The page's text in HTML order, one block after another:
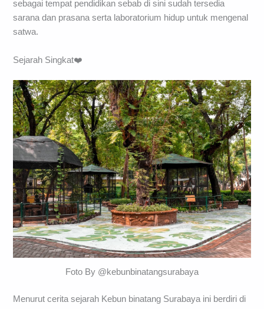
sebagai tempat pendidikan sebab di sini sudah tersedia
sarana dan prasana serta laboratorium hidup untuk mengenal
satwa.
Sejarah Singkat❤️
Foto By @kebunbinatangsurabaya
Menurut cerita sejarah Kebun binatang Surabaya ini berdiri di